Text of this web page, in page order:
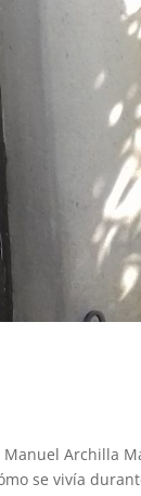
Manuel Archilla
se vivía